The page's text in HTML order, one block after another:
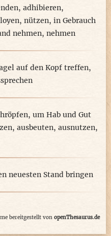
, adhibieren,
, nützen, in Gebrauch
nehmen, nehmen
auf den Kopf treffen,
, um Hab und Gut
, ausbeuten, ausnutzen,
neuesten Stand bringen
bereitgestellt von openThesaurus.de